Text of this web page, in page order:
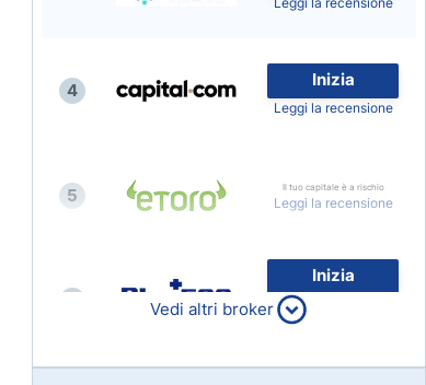
4
Inizia
Leggi la recensione
5 Il tuo capitale è a rischio
Leggi la recensione
Inizia
80% dei conti al dettaglio di
CFD perdono denaro
Vedi altri broker